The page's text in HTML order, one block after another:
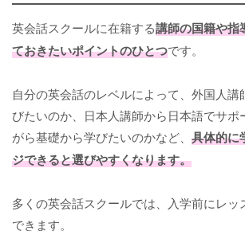
英会話スクールに在籍する講師の国籍や指
ておきたいポイントのひとつです。
自分の英会話のレベルによって、外国人講
びたいのか、日本人講師から日本語でサポ
がら基礎から学びたいのかなど、 具体的に
ジできると選びやすくなります。
多くの英会話スクールでは、入学前にレッ
できます。